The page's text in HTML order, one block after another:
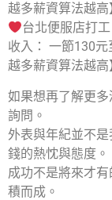
越多薪資算法越高
台北便服店打
收入： 一節130
越多薪資算法越高
如果想再了解更
詢問。
外表與年紀並不
錢的熱忱與態度。
成功不是將來才
積而成。